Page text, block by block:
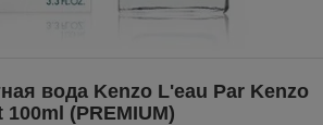
вода Kenzo L'eau Par Kenzo
(PREMIUM)